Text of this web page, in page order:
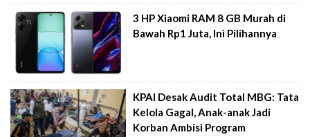
3 HP Xiaomi RAM 8 GB Murah di
Bawah Rp1 Juta, Ini Pilihannya
KPAI Desak Audit Total MBG: Tata
Kelola Gagal, Anak-anak Jadi
Korban Ambisi Program